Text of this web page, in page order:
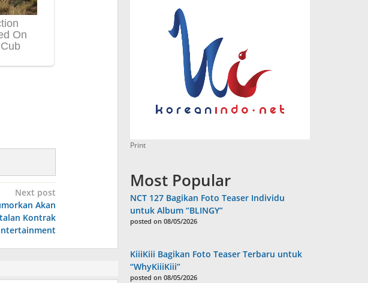
Next post
Akan
Kontrak
Print
Most Popular
NCT 127 Bagikan Foto Teaser Individu
untuk Album “BLINGY”
posted on 08/05/2026
KiiiKiii Bagikan Foto Teaser Terbaru untuk
“WhyKiiiKiii”
posted on 08/05/2026